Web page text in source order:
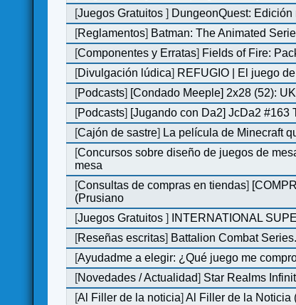
[Juegos Gratuitos] DungeonQuest:
[Reglamentos] Batman: The Animated
[Componentes y Erratas] Fields of Fire:
[Divulgación lúdica] REFUGIO | El juego
[Podcasts] [Condado Meeple] 2x28 (52):
[Podcasts] [Jugando con Da2] JcDa2 #163
[Cajón de sastre] La película de Minecraft
[Concursos sobre diseño de juegos de
mesa
[Consultas de compras en tiendas]
(Prusiano
[Juegos Gratuitos] INTERNATIONAL
[Reseñas escritas] Battalion Combat
[Ayudadme a elegir: ¿Qué juego me
[Novedades / Actualidad] Star Realms
[Al Filler de la noticia]Al Filler de la Noticia